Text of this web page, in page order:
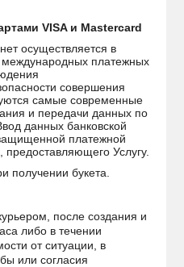
VISA и Mastercard
осуществляется в
международных платежных
совершения
самые современные
и передачи данных по
данных банковской
платежной
Услугу.
получении букета.
после создания и
либо в течении
от ситуации, в
или согласия